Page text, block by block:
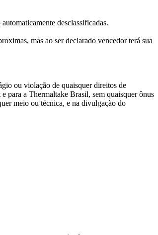
desclassificadas.
mas ao ser declarado vencedor terá sua
ou violação de quaisquer direitos de
para a Thermaltake Brasil, sem quaisquer ônus
meio ou técnica, e na divulgação do